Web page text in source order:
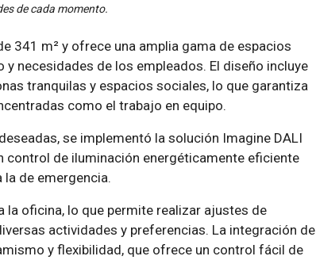
de cada momento.
341 m² y ofrece una amplia gama de espacios
necesidades de los empleados. El diseño incluye
tranquilas y espacios sociales, lo que garantiza
como el trabajo en equipo.
se implementó la solución Imagine DALI
de iluminación energéticamente eficiente
de emergencia.
oficina, lo que permite realizar ajustes de
actividades y preferencias. La integración de
y flexibilidad, que ofrece un control fácil de